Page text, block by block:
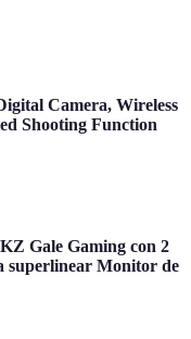
Camera, Wireless
Shooting Function
Gale Gaming con 2
superlinear Monitor de